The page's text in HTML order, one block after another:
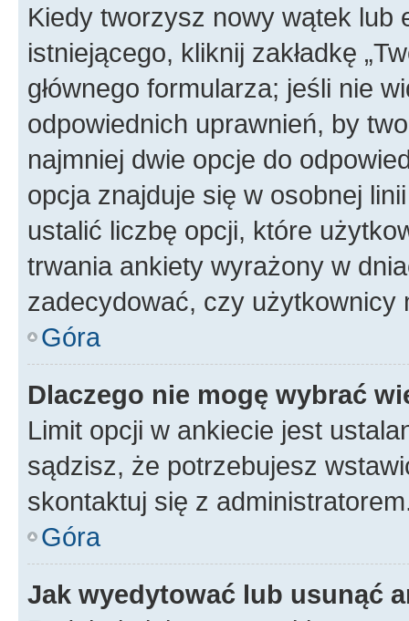
Kiedy tworzysz nowy wątek lub
istniejącego, kliknij zakładkę
głównego formularza; jeśli nie
odpowiednich uprawnień, by
najmniej dwie opcje do
opcja znajduje się w osobnej
ustalić liczbę opcji, które
trwania ankiety wyrażony w
zadecydować, czy użytkownicy
Góra
Dlaczego nie mogę wybrać
Limit opcji w ankiecie jest
sądzisz, że potrzebujesz
skontaktuj się z
Góra
Jak wyedytować lub usunąć